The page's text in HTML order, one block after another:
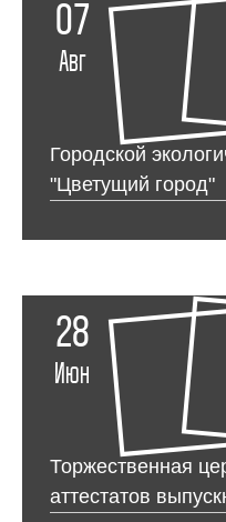
07
Авг
Городской
"Цветущий город"
28
Июн
Торжественная
аттестатов